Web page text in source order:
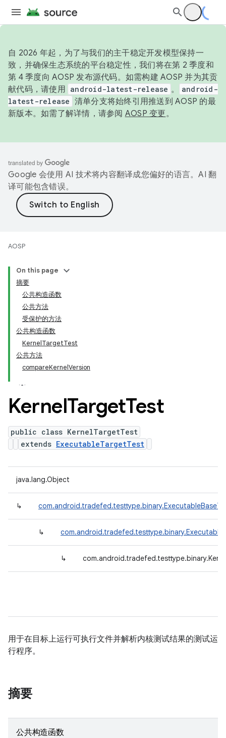
自 2026 年起，为了与我们的主干稳定开发模型保持一
致，并确保生态系统的平台稳定性，我们将在第 2 季度和
第 4 季度向 AOSP 发布源代码。如需构建 AOSP 并为其贡
献代码，请使用 android-latest-release 。
android-
latest-release 清单分支将始终引用推送到 AOSP 的最
新版本。如需了解详情，请参阅 AOSP 变更。
Google 会使用 AI 技术将内容翻译成您偏好的语言。AI 翻
译可能包含错误。
AOSP
On this page
摘要
公共构造函数
公共方法
受保护的方法
公共构造函数
KernelTargetTest
公共方法
compareKernelVersion
KernelTargetTest
public class KernelTargetTest
extends ExecutableTargetTest
java.lang.Object
↳
↳
↳
用于在目标上运行可执行文件并解析内核测试结果的测试运
行程序。
摘要
公共构造函数